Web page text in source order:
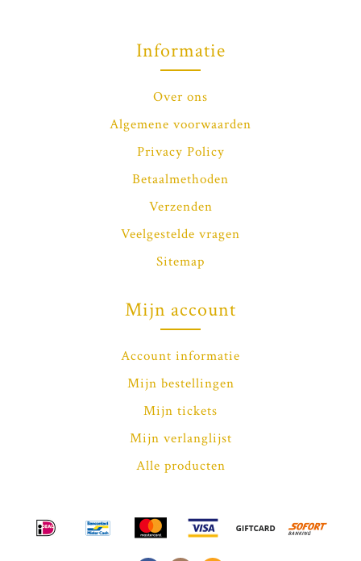
Informatie
Over ons
Algemene voorwaarden
Privacy Policy
Betaalmethoden
Verzenden
Veelgestelde vragen
Sitemap
Mijn account
Account informatie
Mijn bestellingen
Mijn tickets
Mijn verlanglijst
Alle producten